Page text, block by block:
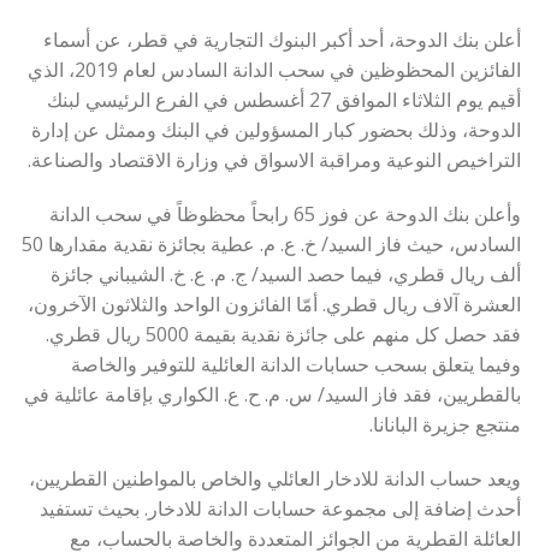
أعلن بنك الدوحة، أحد أكبر البنوك التجارية في قطر، عن أسماء
الفائزين المحظوظين في سحب الدانة السادس لعام 2019، الذي
أقيم يوم الثلاثاء الموافق 27 أغسطس في الفرع الرئيسي لبنك
الدوحة، وذلك بحضور كبار المسؤولين في البنك وممثل عن إدارة
التراخيص النوعية ومراقبة الاسواق في وزارة الاقتصاد والصناعة.
وأعلن بنك الدوحة عن فوز 65 رابحاً محظوظاً في سحب الدانة
السادس، حيث فاز السيد/ خ. ع. م. عطية بجائزة نقدية مقدارها 50
ألف ريال قطري، فيما حصد السيد/ ج. م. ع. خ. الشيباني جائزة
العشرة آلاف ريال قطري. أمّا الفائزون الواحد والثلاثون الآخرون،
فقد حصل كل منهم على جائزة نقدية بقيمة 5000 ريال قطري.
وفيما يتعلق بسحب حسابات الدانة العائلية للتوفير والخاصة
بالقطريين، فقد فاز السيد/ س. م. ح. ع. الكواري بإقامة عائلية في
منتجع جزيرة البانانا.
ويعد حساب الدانة للادخار العائلي والخاص بالمواطنين القطريين،
أحدث إضافة إلى مجموعة حسابات الدانة للادخار. بحيث تستفيد
العائلة القطرية من الجوائز المتعددة والخاصة بالحساب، مع